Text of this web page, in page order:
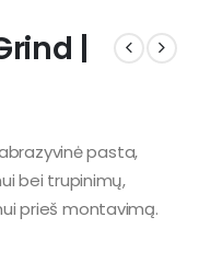
|
pasta,
bei trupinimų,
prieš montavimą.